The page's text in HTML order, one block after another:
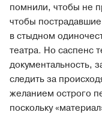
помнили, чтобы не
чтобы
в стыдном
театра. Но саспенс
документальность,
следить за
желанием острого
поскольку